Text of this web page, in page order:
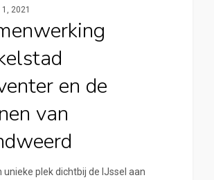
2021
en de
van
unieke plek dichtbij de IJssel aan